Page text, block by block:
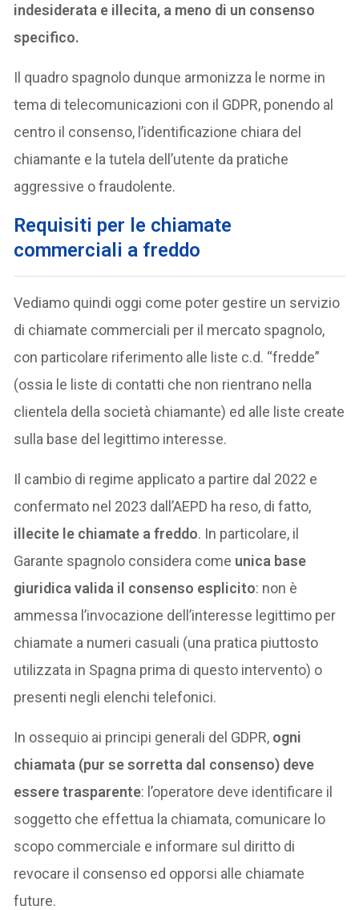
indesiderata e illecita, a meno di un consenso
specifico.
Il quadro spagnolo dunque armonizza le norme in
tema di telecomunicazioni con il GDPR, ponendo al
centro il consenso, l’identificazione chiara del
chiamante e la tutela dell’utente da pratiche
aggressive o fraudolente.
Requisiti per le chiamate
commerciali a freddo
Vediamo quindi oggi come poter gestire un servizio
di chiamate commerciali per il mercato spagnolo,
con particolare riferimento alle liste c.d. “fredde”
(ossia le liste di contatti che non rientrano nella
clientela della società chiamante) ed alle liste create
sulla base del legittimo interesse.
Il cambio di regime applicato a partire dal 2022 e
confermato nel 2023 dall’AEPD ha reso, di fatto,
illecite le chiamate a freddo. In particolare, il
Garante spagnolo considera come unica base
giuridica valida il consenso esplicito: non è
ammessa l’invocazione dell’interesse legittimo per
chiamate a numeri casuali (una pratica piuttosto
utilizzata in Spagna prima di questo intervento) o
presenti negli elenchi telefonici.
In ossequio ai principi generali del GDPR, ogni
chiamata (pur se sorretta dal consenso) deve
essere trasparente: l’operatore deve identificare il
soggetto che effettua la chiamata, comunicare lo
scopo commerciale e informare sul diritto di
revocare il consenso ed opporsi alle chiamate
future.